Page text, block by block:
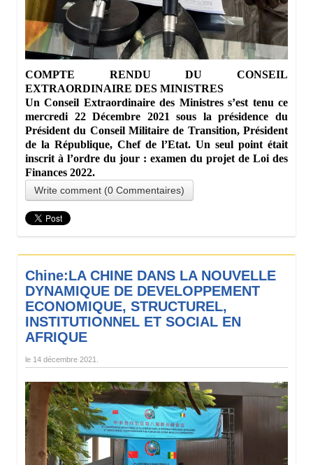
COMPTE RENDU DU CONSEIL
EXTRAORDINAIRE DES MINISTRES
Un Conseil Extraordinaire des Ministres s’est tenu ce
mercredi 22 Décembre 2021 sous la présidence du
Président du Conseil Militaire de Transition, Président
de la République, Chef de l’Etat. Un seul point était
inscrit à l’ordre du jour : examen du projet de Loi des
Finances 2022.
Write comment (0 Commentaires)
Chine:LA CHINE DANS LA NOUVELLE
DYNAMIQUE DE DEVELOPPEMENT
ECONOMIQUE, STRUCTUREL,
INSTITUTIONNEL ET SOCIAL EN
AFRIQUE
le 14 décembre 2021